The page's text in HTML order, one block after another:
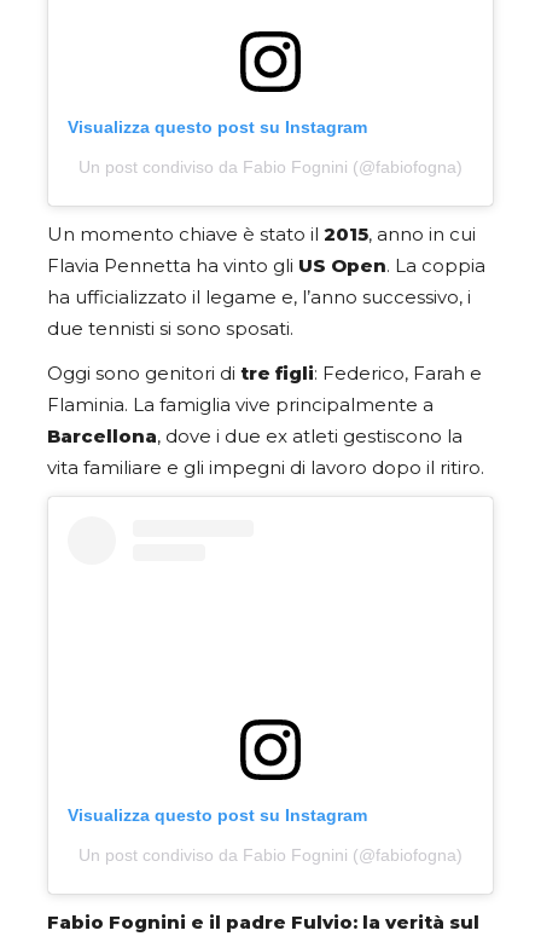
Visualizza questo post su Instagram
Un post condiviso da Fabio Fognini (@fabiofogna)
Un momento chiave è stato il 2015, anno in cui
Flavia Pennetta ha vinto gli US Open. La coppia
ha ufficializzato il legame e, l’anno successivo, i
due tennisti si sono sposati.
Oggi sono genitori di tre figli: Federico, Farah e
Flaminia. La famiglia vive principalmente a
Barcellona, dove i due ex atleti gestiscono la
vita familiare e gli impegni di lavoro dopo il ritiro.
Visualizza questo post su Instagram
Un post condiviso da Fabio Fognini (@fabiofogna)
Fabio Fognini e il padre Fulvio: la verità sul